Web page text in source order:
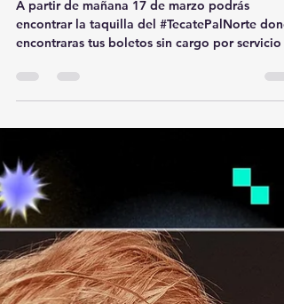
en Fundidora.
A partir de mañana 17 de marzo podrás
encontraras tus boletos sin cargo por servicio
el acceso 7del Parque Fundidora en un horario